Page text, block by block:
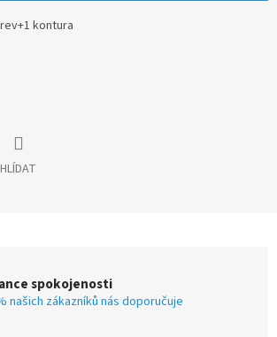
kontura
HLÍDAT
spokojenosti
našich zákazníků nás doporučuje